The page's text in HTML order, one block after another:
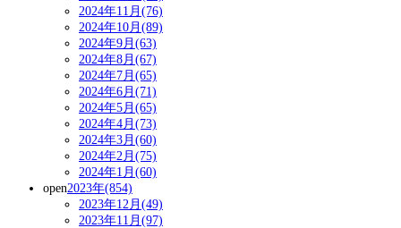
2024年11月(76)
2024年10月(89)
2024年9月(63)
2024年8月(67)
2024年7月(65)
2024年6月(71)
2024年5月(65)
2024年4月(73)
2024年3月(60)
2024年2月(75)
2024年1月(60)
open2023年(854)
2023年12月(49)
2023年11月(97)